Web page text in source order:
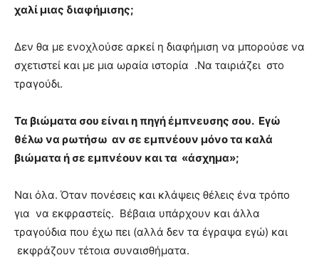
χαλί μιας διαφήμισης;
Δεν θα με ενοχλούσε αρκεί η διαφήμιση να μπορούσε να
σχετιστεί και με μια ωραία ιστορία .Να ταιριάζει στο
τραγούδι.
Τα βιώματα σου είναι η πηγή έμπνευσης σου. Εγώ
θέλω να ρωτήσω αν σε εμπνέουν μόνο τα καλά
βιώματα ή σε εμπνέουν και τα «άσχημα»;
Ναι όλα. Όταν πονέσεις και κλάψεις θέλεις ένα τρόπο
για να εκφραστείς. Βέβαια υπάρχουν και άλλα
τραγούδια που έχω πει (αλλά δεν τα έγραψα εγώ) και
εκφράζουν τέτοια συναισθήματα.